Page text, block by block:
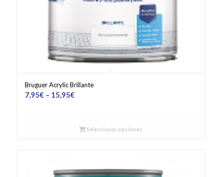
Bruguer Acrylic Brillante
7,95€ – 15,95€
Seleccionar opciones